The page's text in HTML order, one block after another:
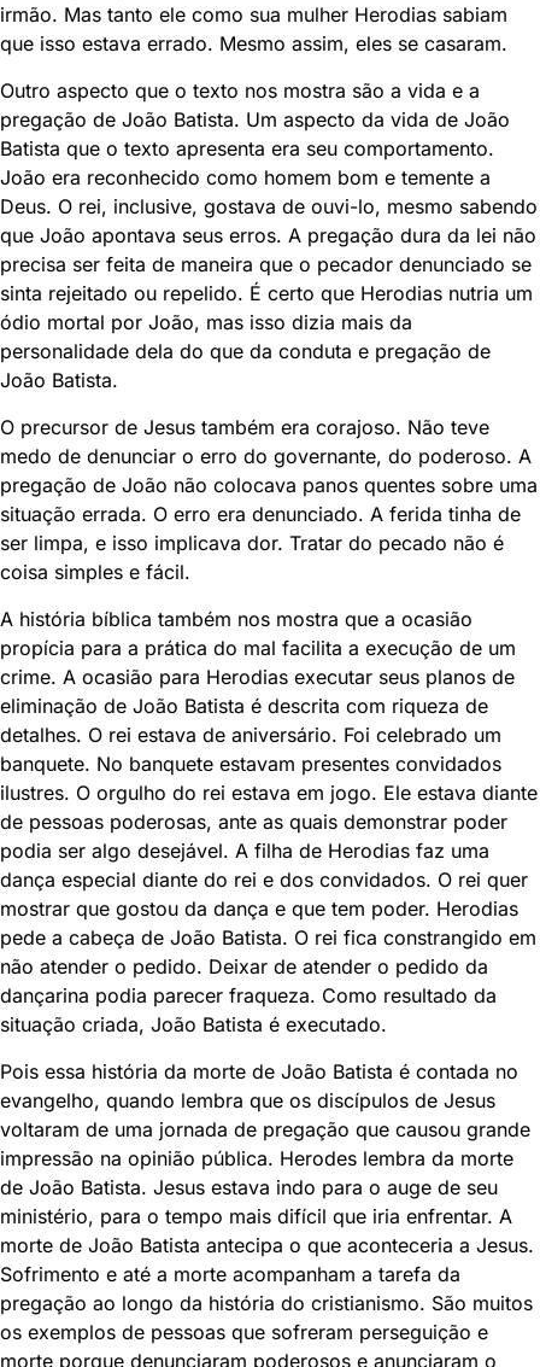
irmão. Mas tanto ele como sua mulher Herodias sabiam
que isso estava errado. Mesmo assim, eles se casaram.
Outro aspecto que o texto nos mostra são a vida e a
pregação de João Batista. Um aspecto da vida de João
Batista que o texto apresenta era seu comportamento.
João era reconhecido como homem bom e temente a
Deus. O rei, inclusive, gostava de ouvi-lo, mesmo sabendo
que João apontava seus erros. A pregação dura da lei não
precisa ser feita de maneira que o pecador denunciado se
sinta rejeitado ou repelido. É certo que Herodias nutria um
ódio mortal por João, mas isso dizia mais da
personalidade dela do que da conduta e pregação de
João Batista.
O precursor de Jesus também era corajoso. Não teve
medo de denunciar o erro do governante, do poderoso. A
pregação de João não colocava panos quentes sobre uma
situação errada. O erro era denunciado. A ferida tinha de
ser limpa, e isso implicava dor. Tratar do pecado não é
coisa simples e fácil.
A história bíblica também nos mostra que a ocasião
propícia para a prática do mal facilita a execução de um
crime. A ocasião para Herodias executar seus planos de
eliminação de João Batista é descrita com riqueza de
detalhes. O rei estava de aniversário. Foi celebrado um
banquete. No banquete estavam presentes convidados
ilustres. O orgulho do rei estava em jogo. Ele estava diante
de pessoas poderosas, ante as quais demonstrar poder
podia ser algo desejável. A filha de Herodias faz uma
dança especial diante do rei e dos convidados. O rei quer
mostrar que gostou da dança e que tem poder. Herodias
pede a cabeça de João Batista. O rei fica constrangido em
não atender o pedido. Deixar de atender o pedido da
dançarina podia parecer fraqueza. Como resultado da
situação criada, João Batista é executado.
Pois essa história da morte de João Batista é contada no
evangelho, quando lembra que os discípulos de Jesus
voltaram de uma jornada de pregação que causou grande
impressão na opinião pública. Herodes lembra da morte
de João Batista. Jesus estava indo para o auge de seu
ministério, para o tempo mais difícil que iria enfrentar. A
morte de João Batista antecipa o que aconteceria a Jesus.
Sofrimento e até a morte acompanham a tarefa da
pregação ao longo da história do cristianismo. São muitos
os exemplos de pessoas que sofreram perseguição e
morte porque denunciaram poderosos e anunciaram o